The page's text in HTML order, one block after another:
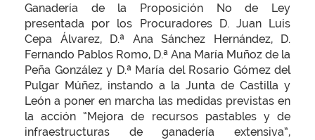
Ganadería de la Proposición No de Ley
presentada por los Procuradores D. Juan Luis
Cepa Álvarez, D.ª Ana Sánchez Hernández, D.
Fernando Pablos Romo, D.ª Ana María Muñoz de la
Peña González y D.ª María del Rosario Gómez del
Pulgar Múñez, instando a la Junta de Castilla y
León a poner en marcha las medidas previstas en
la acción “Mejora de recursos pastables y de
infraestructuras de ganadería extensiva”,